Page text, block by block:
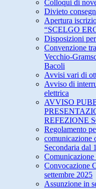
Colloqui di
Divieto
Apertura
“SCELGO
Disposizioni
Convenzione
Vecchio-
Bacoli
Avvisi vari di
Avviso di
elettrica
AVVISO
REFEZIONE
Regolamento
comunicazione
Secondaria dal
Convocazione
settembre 2025
Assunzione in